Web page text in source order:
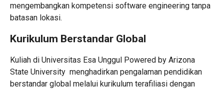
mengembangkan kompetensi software engineering tanpa
batasan lokasi.
Kurikulum Berstandar Global
Kuliah di Universitas Esa Unggul Powered by Arizona
State University menghadirkan pengalaman pendidikan
berstandar global melalui kurikulum terafiliasi dengan